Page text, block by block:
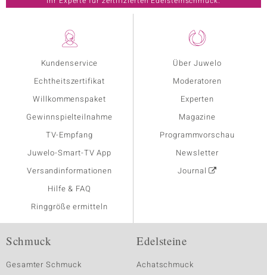
Kundenservice
Echtheitszertifikat
Willkommenspaket
Gewinnspielteilnahme
TV-Empfang
Juwelo-Smart-TV App
Versandinformationen
Hilfe & FAQ
Ringgröße ermitteln
Über Juwelo
Moderatoren
Experten
Magazine
Programmvorschau
Newsletter
Journal
Schmuck
Gesamter Schmuck
Edelsteine
Achatschmuck